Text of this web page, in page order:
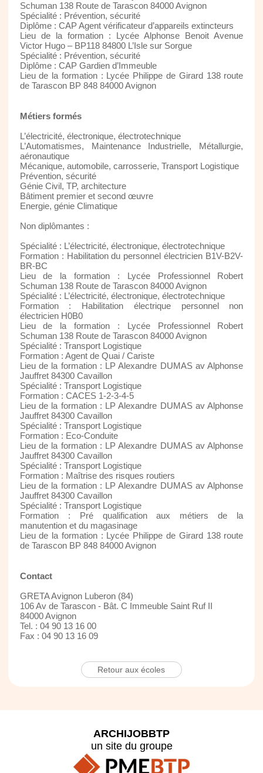
Schuman 138 Route de Tarascon 84000 Avignon
Spécialité : Prévention, sécurité
Diplôme : CAP Agent vérificateur d’appareils extincteurs
Lieu de la formation : Lycée Alphonse Benoit Avenue
Victor Hugo – BP118 84800 L’Isle sur Sorgue
Spécialité : Prévention, sécurité
Diplôme : CAP Gardien d’Immeuble
Lieu de la formation : Lycée Philippe de Girard 138 route
de Tarascon BP 848 84000 Avignon
Métiers formés
L’électricité, électronique, électrotechnique
L’Automatismes, Maintenance Industrielle, Métallurgie,
aéronautique
Mécanique, automobile, carrosserie, Transport Logistique
Prévention, sécurité
Génie Civil, TP, architecture
Bâtiment premier et second œuvre
Energie, génie Climatique
Non diplômantes :
Spécialité : L’électricité, électronique, électrotechnique
Formation : Habilitation du personnel électricien B1V-B2V-
BR-BC
Lieu de la formation : Lycée Professionnel Robert
Schuman 138 Route de Tarascon 84000 Avignon
Spécialité : L’électricité, électronique, électrotechnique
Formation : Habilitation électrique personnel non
électricien H0B0
Lieu de la formation : Lycée Professionnel Robert
Schuman 138 Route de Tarascon 84000 Avignon
Spécialité : Transport Logistique
Formation : Agent de Quai / Cariste
Lieu de la formation : LP Alexandre DUMAS av Alphonse
Jauffret 84300 Cavaillon
Spécialité : Transport Logistique
Formation : CACES 1-2-3-4-5
Lieu de la formation : LP Alexandre DUMAS av Alphonse
Jauffret 84300 Cavaillon
Spécialité : Transport Logistique
Formation : Eco-Conduite
Lieu de la formation : LP Alexandre DUMAS av Alphonse
Jauffret 84300 Cavaillon
Spécialité : Transport Logistique
Formation : Maîtrise des risques routiers
Lieu de la formation : LP Alexandre DUMAS av Alphonse
Jauffret 84300 Cavaillon
Spécialité : Transport Logistique
Formation : Pré qualification aux métiers de la
manutention et du magasinage
Lieu de la formation : Lycée Philippe de Girard 138 route
de Tarascon BP 848 84000 Avignon
Contact
GRETA Avignon Luberon (84)
106 Av de Tarascon - Bât. C Immeuble Saint Ruf II
84000 Avignon
Tel. : 04 90 13 16 00
Fax : 04 90 13 16 09
Retour aux écoles
ARCHIJOBBTP
un site du groupe